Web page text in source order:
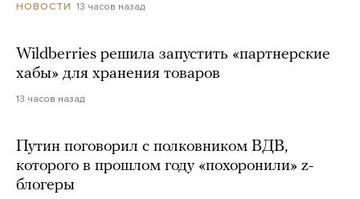
НОВОСТИ 13 часов назад
Wildberries решила запустить «партнерские
хабы» для хранения товаров
13 часов назад
Путин поговорил с полковником ВДВ,
которого в прошлом году «похоронили» z-
блогеры